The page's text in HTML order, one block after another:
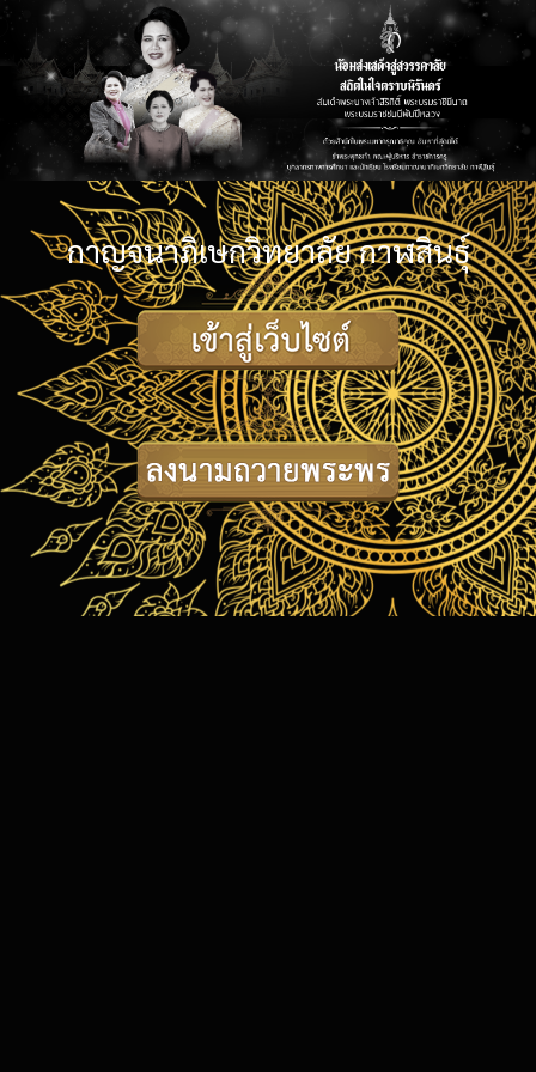
กาญจนาภิเษกวิทยาลัย กาฬสินธุ์